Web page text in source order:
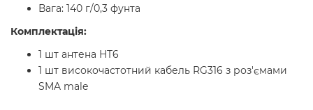
Вага: 140 г/0,3 фунта
Комплектація:
1 шт антена HT6
1 шт високочастотний кабель RG316 з роз'ємами
SMA male